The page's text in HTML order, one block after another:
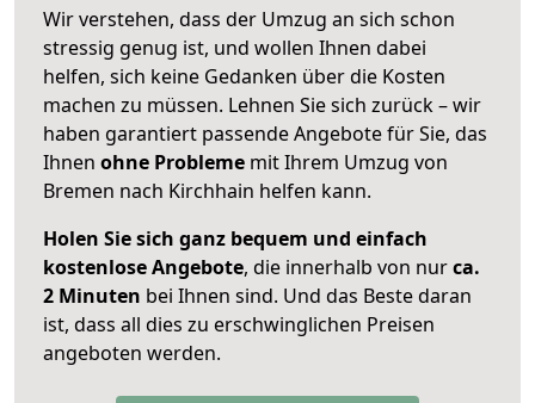
Wir verstehen, dass der Umzug an sich schon
stressig genug ist, und wollen Ihnen dabei
helfen, sich keine Gedanken über die Kosten
machen zu müssen. Lehnen Sie sich zurück – wir
haben garantiert passende Angebote für Sie, das
Ihnen ohne Probleme mit Ihrem Umzug von
Bremen nach Kirchhain helfen kann.
Holen Sie sich ganz bequem und einfach
kostenlose Angebote, die innerhalb von nurca.
2 Minuten bei Ihnen sind. Und das Beste daran
ist, dass all dies zu erschwinglichen Preisen
angeboten werden.